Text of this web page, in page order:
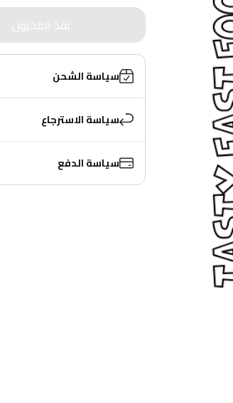
نفذ المخزون
سياسة الشحن
سياسة الاسترجاع
سياسة الدفع